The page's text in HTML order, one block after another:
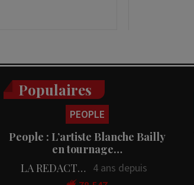
Populaires
PEOPLE
People : L’artiste Blanche Bailly
en tournage…
LA REDACTION
4 ans depuis